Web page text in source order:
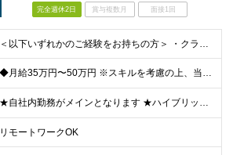
完全週休2日 賞与複数月 面接1回
＜以下いずれかのご経験をお持ちの方＞ ・クラウド系システムの開発〜運用経験（AWS / GCP / Azure 等） ・CCaaS / コンタクトセンター向けシステムの開発・構築経験 ※学歴不問 ＜
◆月給35万円〜50万円 ※スキルを考慮の上、当社規定により優遇いたします ※試用期間3ヶ月あり（給与・待遇は変わりません） ※上記の給与には固定残業代40時間分（83,333円～）を含みます。超過
★自社内勤務がメインとなります ★ハイブリッド型の勤務形態です（月の半分は出社、残りの半分はリモートワーク） ※案件によってはお客様先（都内近郊）に出向いての作業をお願いする場合があります 【本社】
リモートワークOK